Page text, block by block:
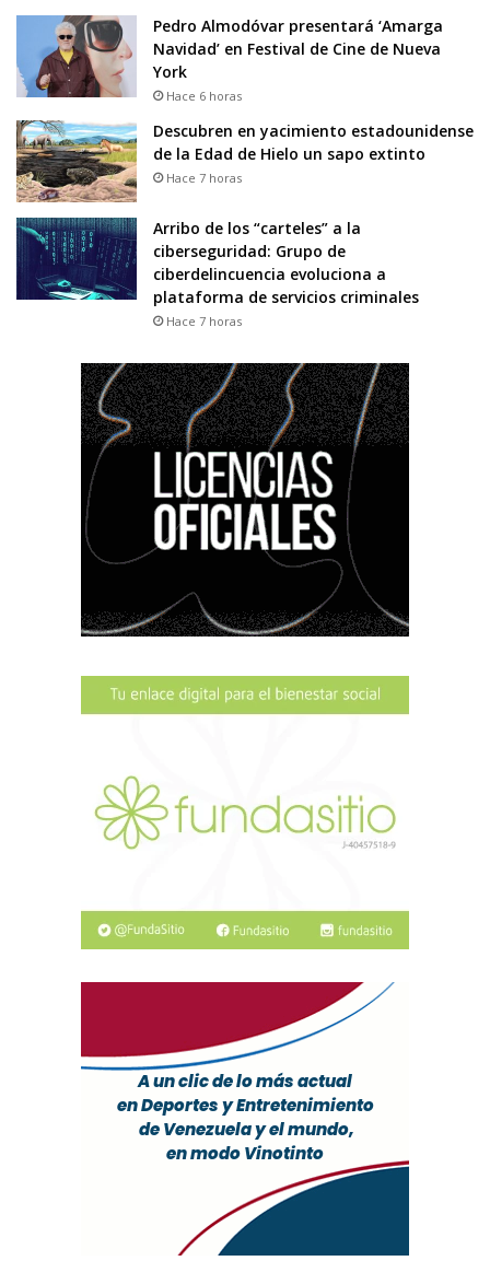
Pedro Almodóvar presentará ‘Amarga
Navidad’ en Festival de Cine de Nueva
York
Hace 6 horas
Descubren en yacimiento estadounidense
de la Edad de Hielo un sapo extinto
Hace 7 horas
Arribo de los “carteles” a la
ciberseguridad: Grupo de
ciberdelincuencia evoluciona a
plataforma de servicios criminales
Hace 7 horas